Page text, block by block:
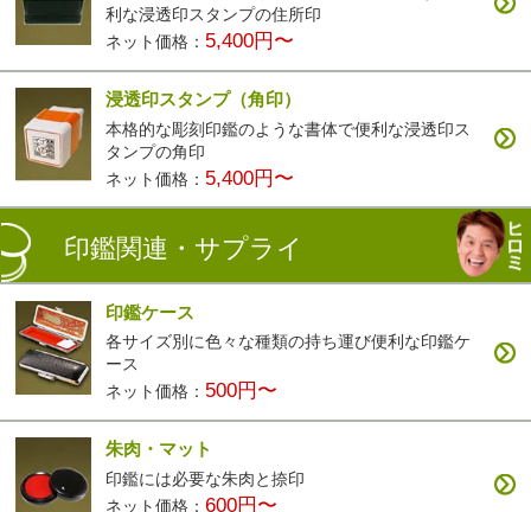
利な浸透印スタンプの住所印
ネット価格： 5,400円〜
浸透印スタンプ（角印）
本格的な彫刻印鑑のような書体で便利な浸透印ス
タンプの角印
ネット価格： 5,400円〜
印鑑関連・サプライ
印鑑ケース
各サイズ別に色々な種類の持ち運び便利な印鑑ケ
ース
ネット価格： 500円〜
朱肉・マット
印鑑には必要な朱肉と捺印
ネット価格：600円〜